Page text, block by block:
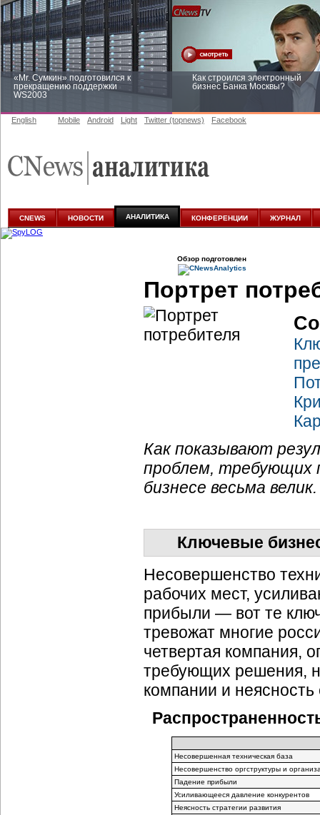
«Mr. Сумкин» подготовился к
прекращению поддержки
WS2003
Как строился электронный
бизнес Банка Москвы?
аналитике
English Mobile Android Light Twitter (topnews) Facebook
CNEWS НОВОСТИ АНАЛИТИКА КОНФЕРЕНЦИИ ЖУРНАЛ
Обзор подготовлен
Портрет
Как показывают
проблем, требующих
бизнесе весьма велик.
Ключевые
Несовершенство
рабочих мест,
прибыли — вот те
тревожат многие
четвертая компания,
требующих решения,
компании и неясность
Несовершенная техническая база
Несовершенство оргструктуры и
Падение прибыли
Усиливающееся давление конкурентов
Неясность стратегии развития